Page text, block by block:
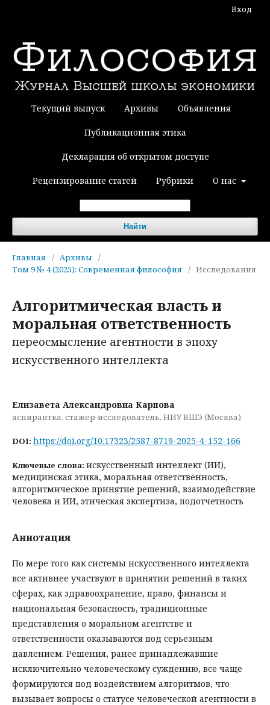
Текущий выпуск Архивы Объявления
Публикационная этика
Декларация об открытом доступе
Рецензирование статей Рубрики О нас
Найти
Вход
Главная / Архивы
/
Том 9 № 4 (2025): Современная философия
/ Исследования
Алгоритмическая власть и
моральная ответственность
переосмысление агентности в эпоху
искусственного интеллекта
Елизавета Александровна Карпова
аспирантка, стажер-исследователь, НИУ ВШЭ (Москва)
DOI: https://doi.org/10.17323/2587-8719-2025-4-152-166
Ключевые слова: искусственный интеллект (ИИ),
медицинская этика, моральная ответственность,
алгоритмическое принятие решений, взаимодействие
человека и ИИ, этическая экспертиза, подотчетность
Аннотация
По мере того как системы искусственного интеллекта
все активнее участвуют в принятии решений в таких
сферах, как здравоохранение, право, финансы и
национальная безопасность, традиционные
представления о моральном агентстве и
ответственности оказываются под серьезным
давлением. Решения, ранее принадлежавшие
исключительно человеческому суждению, все чаще
формируются под воздействием алгоритмов, что
вызывает вопросы о статусе человеческой агентности в